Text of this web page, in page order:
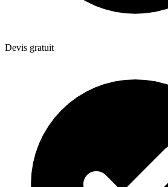
Devis gratuit